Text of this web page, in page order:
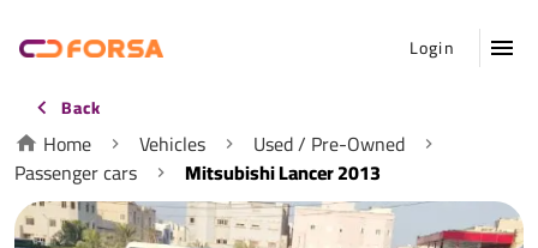
Login
Back
Home Vehicles
Used / Pre-Owned
Passenger cars
Mitsubishi Lancer 2013